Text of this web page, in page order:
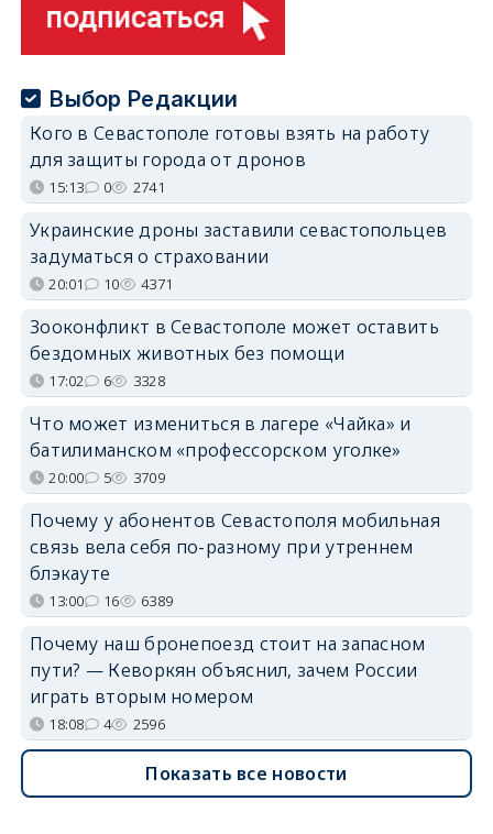
Выбор Редакции
Кого в Севастополе готовы взять на работу
для защиты города от дронов
15:13 0 2741
Украинские дроны заставили севастопольцев
задуматься о страховании
20:01 10 4371
Зооконфликт в Севастополе может оставить
бездомных животных без помощи
17:02 6 3328
Что может измениться в лагере «Чайка» и
батилиманском «профессорском уголке»
20:00 5 3709
Почему у абонентов Севастополя мобильная
связь вела себя по-разному при утреннем
блэкауте
13:00 16 6389
Почему наш бронепоезд стоит на запасном
пути? — Кеворкян объяснил, зачем России
играть вторым номером
18:08 4 2596
Показать все новости